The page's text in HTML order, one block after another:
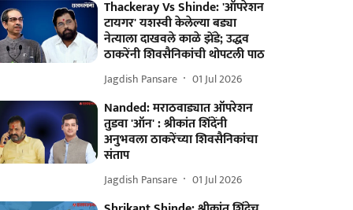
Thackeray Vs Shinde: 'ऑपरेशन
टायगर' यशस्वी केलेल्या बड्या
नेत्याला दाखवले काळे झेंडे; उद्धव
ठाकरेंनी शिवसैनिकांची थोपटली पाठ
Jagdish Pansare 01 Jul 2026
Nanded: मराठवाड्यात ऑपरेशन
तुडवा 'ऑन' : श्रीकांत शिंदेंनी
अनुभवला ठाकरेंच्या शिवसैनिकांचा
संताप
Jagdish Pansare 01 Jul 2026